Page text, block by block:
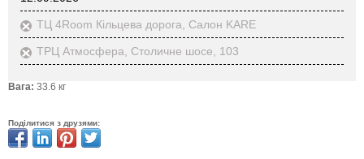
ТЦ 4Room Кільцева дорога, Салон KARE
ТРЦ Атмосфера, Столичне шосе, 103
Вага: 33.6 кг
Поділитися з друзями: